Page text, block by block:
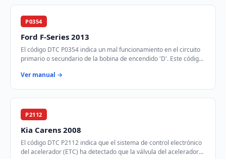
P0354
Ford F-Series 2013
El código DTC P0354 indica un mal funcionamiento en el circuito
primario o secundario de la bobina de encendido 'D'. Este código
Ver manual →
P2112
Kia Carens 2008
El código DTC P2112 indica que el sistema de control electrónico
del acelerador (ETC) ha detectado que la válvula del acelerador